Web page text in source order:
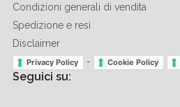
Condizioni generali di vendita
Spedizione e resi
Disclaimer
Privacy Policy - Cookie Policy
Seguici su: